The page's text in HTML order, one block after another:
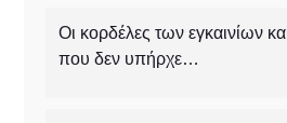
Οι κορδέλες των εγκαινίων
που δεν υπήρχε…